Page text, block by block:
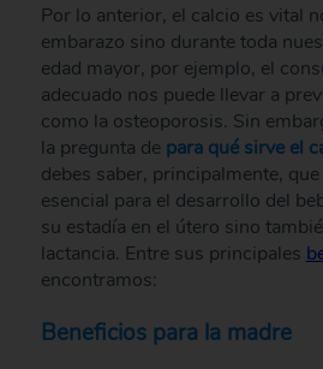
Por lo anterior, el calcio es vital
embarazo sino durante toda
edad mayor, por ejemplo, el
adecuado nos puede llevar a
como la osteoporosis. Sin
la pregunta de para qué sirve el
debes saber, principalmente,
esencial para el desarrollo del
su estadía en el útero sino
lactancia. Entre sus principales
encontramos:
Beneficios para la madre